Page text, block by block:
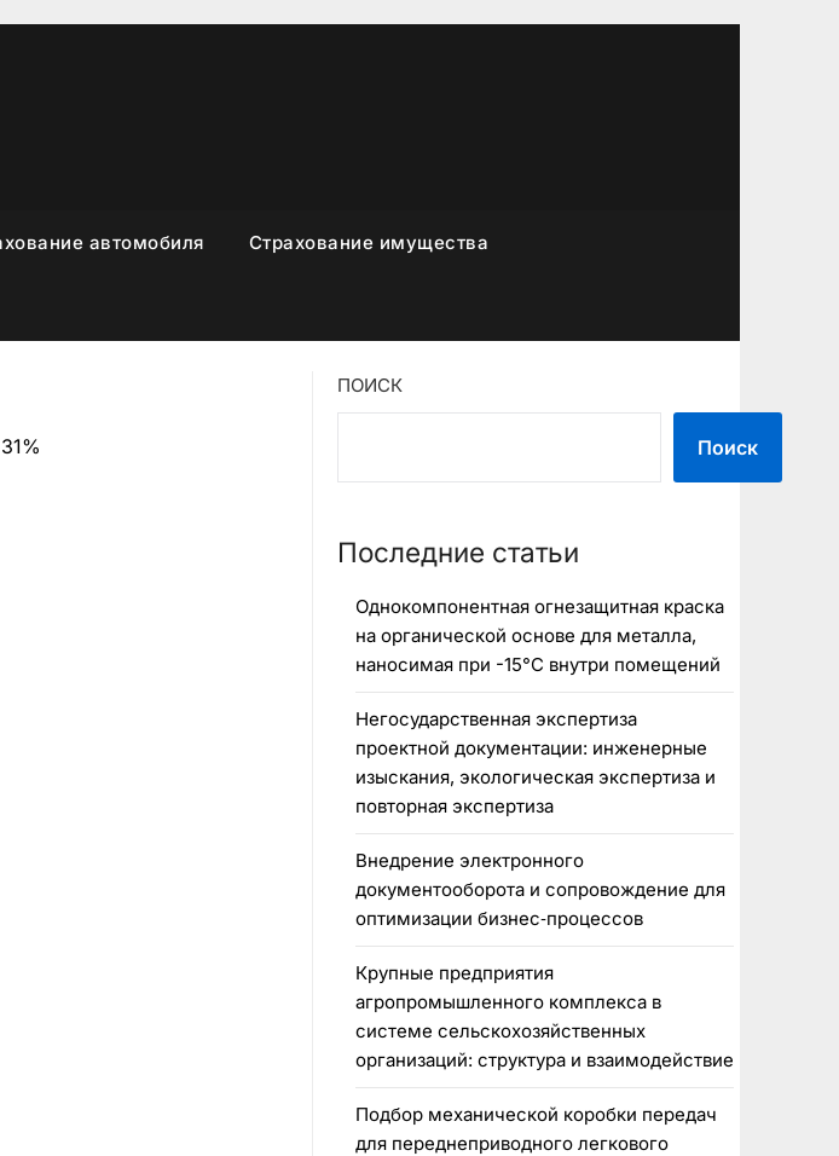
автомобиля Страхование имущества
ПОИСК
Поиск
Последние статьи
Однокомпонентная огнезащитная краска
на органической основе для металла,
наносимая при -15°C внутри помещений
Негосударственная экспертиза
проектной документации: инженерные
изыскания, экологическая экспертиза и
повторная экспертиза
Внедрение электронного
документооборота и сопровождение для
оптимизации бизнес‑процессов
Крупные предприятия
агропромышленного комплекса в
системе сельскохозяйственных
организаций: структура и взаимодействие
Подбор механической коробки передач
для переднеприводного легкового